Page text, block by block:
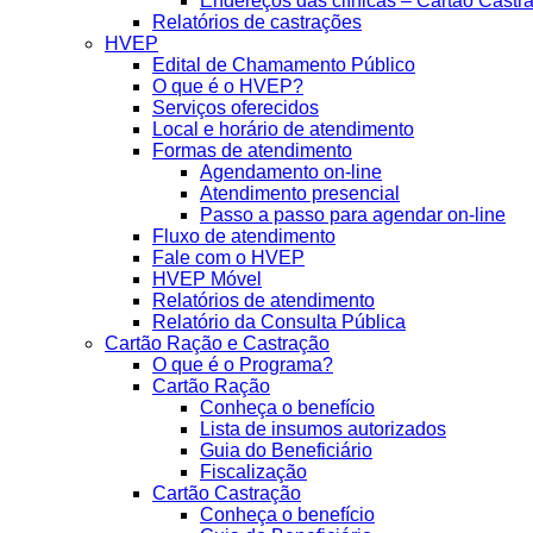
Relatórios de castrações
HVEP
Edital de Chamamento Público
O que é o HVEP?
Serviços oferecidos
Local e horário de atendimento
Formas de atendimento
Agendamento on-line
Atendimento presencial
Passo a passo para agendar on-line
Fluxo de atendimento
Fale com o HVEP
HVEP Móvel
Relatórios de atendimento
Relatório da Consulta Pública
Cartão Ração e Castração
O que é o Programa?
Cartão Ração
Conheça o benefício
Lista de insumos autorizados
Guia do Beneficiário
Fiscalização
Cartão Castração
Conheça o benefício